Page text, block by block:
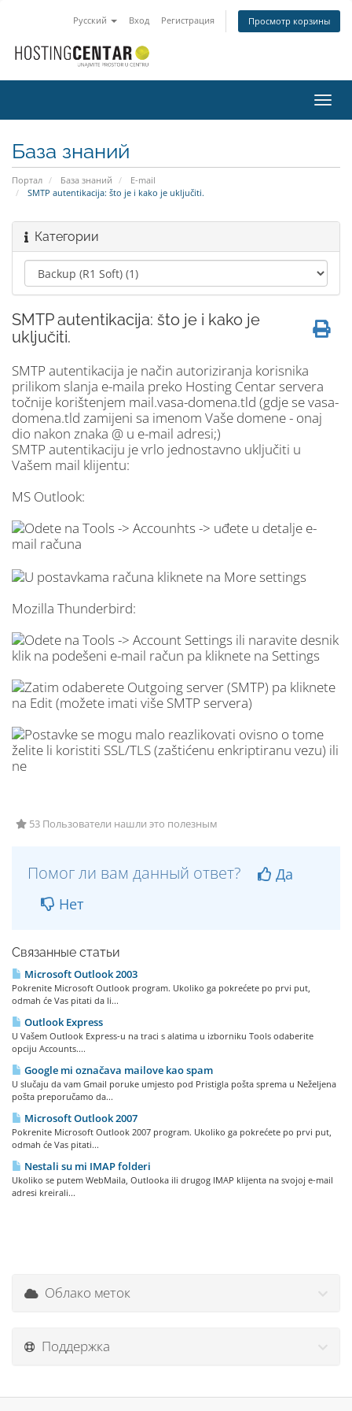
Русский Вход Регистрация Просмотр корзины
База знаний
Портал База знаний
E-mail
SMTP autentikacija: što je i kako je uključiti.
Категории
SMTP autentikacija: što je i kako je
uključiti.
SMTP autentikacija je način autoriziranja korisnika
prilikom slanja e-maila preko Hosting Centar servera
točnije korištenjem mail.vasa-domena.tld (gdje se vasa-
domena.tld zamijeni sa imenom Vaše domene - onaj
dio nakon znaka @ u e-mail adresi;)
SMTP autentikaciju je vrlo jednostavno uključiti u
Vašem mail klijentu:
MS Outlook:
Mozilla Thunderbird:
53 Пользователи нашли это полезным
Помог ли вам данный ответ?
Да
Нет
Связанные статьи
Microsoft Outlook 2003
Pokrenite Microsoft Outlook program. Ukoliko ga pokrećete po prvi put,
odmah će Vas pitati da li...
Outlook Express
U Vašem Outlook Express-u na traci s alatima u izborniku Tools odaberite
opciju Accounts....
Google mi označava mailove kao spam
U slučaju da vam Gmail poruke umjesto pod Pristigla pošta sprema u Neželjena
pošta preporučamo da...
Microsoft Outlook 2007
Pokrenite Microsoft Outlook 2007 program. Ukoliko ga pokrećete po prvi put,
odmah će Vas pitati...
Nestali su mi IMAP folderi
Ukoliko se putem WebMaila, Outlooka ili drugog IMAP klijenta na svojoj e-mail
adresi kreirali...
Облако меток
Поддержка